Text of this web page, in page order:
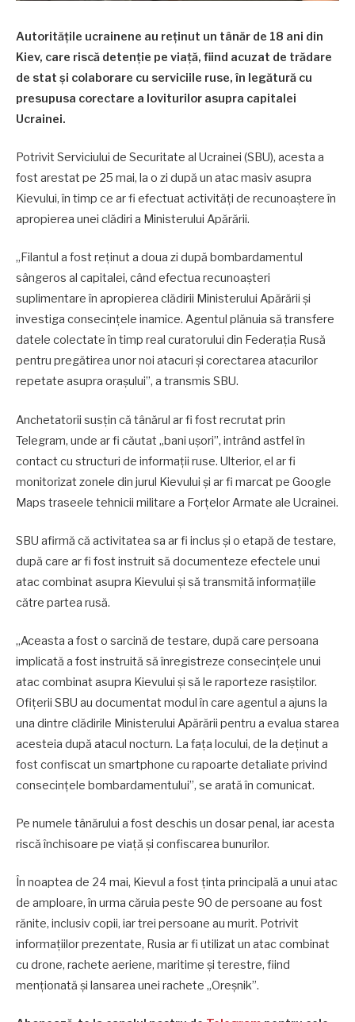
Autoritățile ucrainene au reținut un tânăr de 18 ani din
Kiev, care riscă detenție pe viață, fiind acuzat de trădare
de stat și colaborare cu serviciile ruse, în legătură cu
presupusa corectare a loviturilor asupra capitalei
Ucrainei.
Potrivit Serviciului de Securitate al Ucrainei (SBU), acesta a
fost arestat pe 25 mai, la o zi după un atac masiv asupra
Kievului, în timp ce ar fi efectuat activități de recunoaștere în
apropierea unei clădiri a Ministerului Apărării.
„Filantul a fost reținut a doua zi după bombardamentul
sângeros al capitalei, când efectua recunoașteri
suplimentare în apropierea clădirii Ministerului Apărării și
investiga consecințele inamice. Agentul plănuia să transfere
datele colectate în timp real curatorului din Federația Rusă
pentru pregătirea unor noi atacuri și corectarea atacurilor
repetate asupra orașului”, a transmis SBU.
Anchetatorii susțin că tânărul ar fi fost recrutat prin
Telegram, unde ar fi căutat „bani ușori”, intrând astfel în
contact cu structuri de informații ruse. Ulterior, el ar fi
monitorizat zonele din jurul Kievului și ar fi marcat pe Google
Maps traseele tehnicii militare a Forțelor Armate ale Ucrainei.
SBU afirmă că activitatea sa ar fi inclus și o etapă de testare,
după care ar fi fost instruit să documenteze efectele unui
atac combinat asupra Kievului și să transmită informațiile
către partea rusă.
„Aceasta a fost o sarcină de testare, după care persoana
implicată a fost instruită să înregistreze consecințele unui
atac combinat asupra Kievului și să le raporteze rasiștilor.
Ofițerii SBU au documentat modul în care agentul a ajuns la
una dintre clădirile Ministerului Apărării pentru a evalua starea
acesteia după atacul nocturn. La fața locului, de la deținut a
fost confiscat un smartphone cu rapoarte detaliate privind
consecințele bombardamentului”, se arată în comunicat.
Pe numele tânărului a fost deschis un dosar penal, iar acesta
riscă închisoare pe viață și confiscarea bunurilor.
În noaptea de 24 mai, Kievul a fost ținta principală a unui atac
de amploare, în urma căruia peste 90 de persoane au fost
rănite, inclusiv copii, iar trei persoane au murit. Potrivit
informațiilor prezentate, Rusia ar fi utilizat un atac combinat
cu drone, rachete aeriene, maritime și terestre, fiind
menționată și lansarea unei rachete „Oreșnik”.